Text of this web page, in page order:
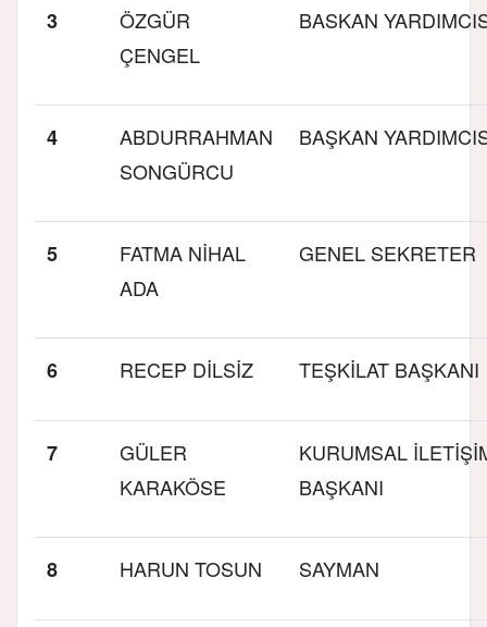
3
ÖZGÜR
ÇENGEL
BASKAN
4
ABDURRAHMAN
SONGÜRCU
BAŞKAN
5
FATMA NİHAL
ADA
GENEL SEKRETER
6 RECEP DİLSİZ TEŞKİLAT BAŞKANI
7
GÜLER
KARAKÖSE
KURUMSAL
BAŞKANI
8 HARUN TOSUN SAYMAN